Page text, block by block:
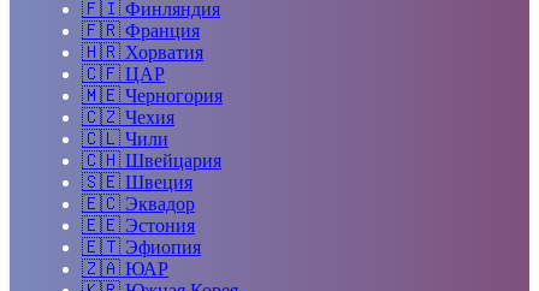
🇫🇮 Финляндия
🇫🇷 Франция
🇭🇷 Хорватия
🇨🇫 ЦАР
🇲🇪 Черногория
🇨🇿 Чехия
🇨🇱 Чили
🇨🇭 Швейцария
🇸🇪 Швеция
🇪🇨 Эквадор
🇪🇪 Эстония
🇪🇹 Эфиопия
🇿🇦 ЮАР